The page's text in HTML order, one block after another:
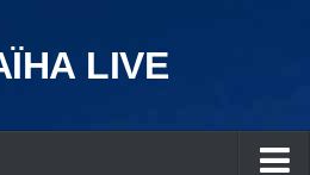
LIVE